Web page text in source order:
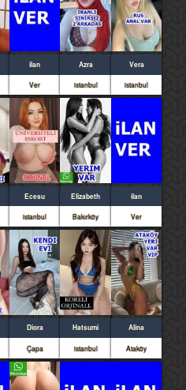
ilan
Ver
Azra
istanbul
Vera
istanbul
Ecesu
istanbul
Elizabeth
Bakırköy
ilan
Ver
Diora
Çapa
Hatsumi
istanbul
Alina
Ataköy